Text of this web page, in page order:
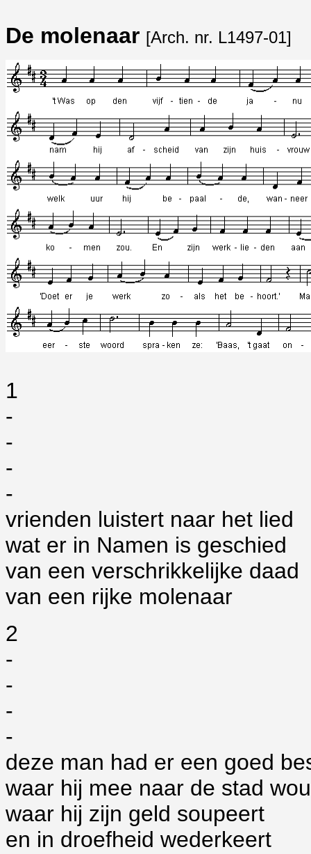
De molenaar [Arch. nr. L1497-01]
1
-
-
-
-
vrienden luistert naar het lied
wat er in Namen is geschied
van een verschrikkelijke daad
van een rijke molenaar
2
-
-
-
-
deze man had er een goed
waar hij mee naar de stad
waar hij zijn geld soupeert
en in droefheid wederkeert